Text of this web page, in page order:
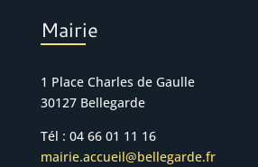
Mairie
1 Place Charles de Gaulle
30127 Bellegarde
Tél : 04 66 01 11 16
mairie.accueil@bellegarde.fr